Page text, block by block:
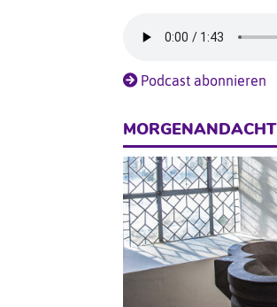
Podcast abonnieren
MORGENANDACHT